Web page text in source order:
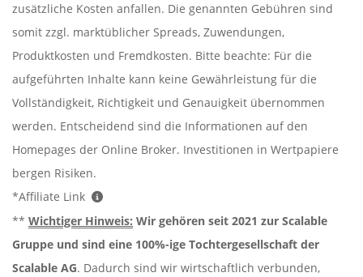
zusätzliche Kosten anfallen. Die genannten Gebühren sind
somit zzgl. marktüblicher Spreads, Zuwendungen,
Produktkosten und Fremdkosten. Bitte beachte: Für die
aufgeführten Inhalte kann keine Gewährleistung für die
Vollständigkeit, Richtigkeit und Genauigkeit übernommen
werden. Entscheidend sind die Informationen auf den
Homepages der Online Broker. Investitionen in Wertpapiere
bergen Risiken.
*Affiliate Link
** Wichtiger Hinweis: Wir gehören seit 2021 zur Scalable
Gruppe und sind eine 100%-ige Tochtergesellschaft der
Scalable AG. Dadurch sind wir wirtschaftlich verbunden,